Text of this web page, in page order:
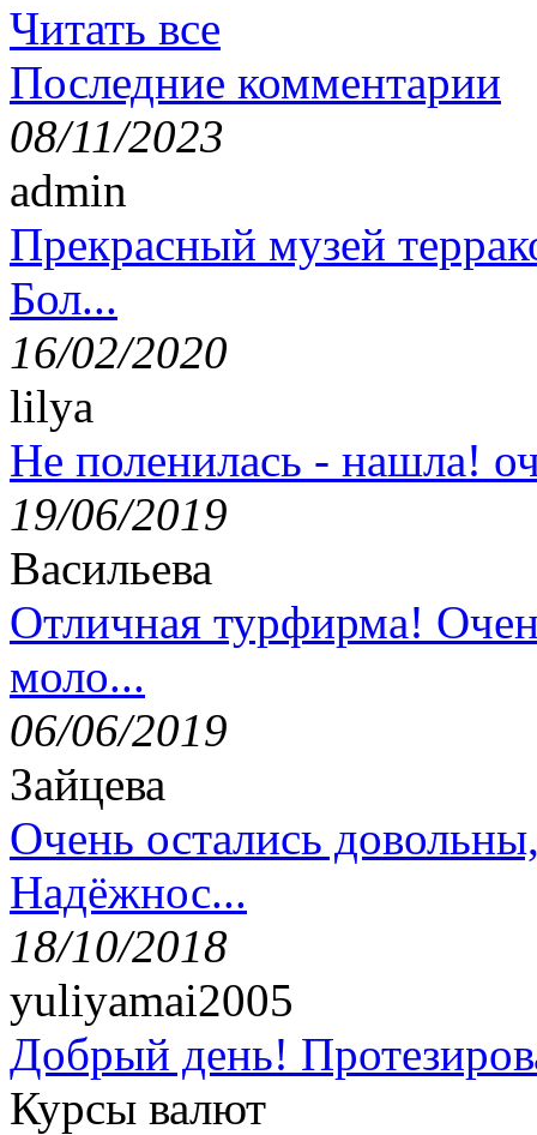
Читать все
Последние комментарии
08/11/2023
admin
Прекрасный музей
Бол...
16/02/2020
lilya
Не поленилась - нашла!
19/06/2019
Васильева
Отличная турфирма!
моло...
06/06/2019
Зайцева
Очень остались
Надёжнос...
18/10/2018
yuliyamai2005
Добрый день!
Курсы валют